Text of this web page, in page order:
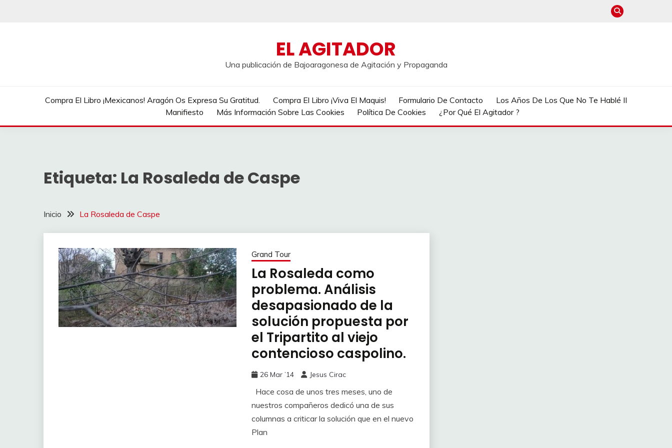
EL AGITADOR
Una publicación de Bajoaragonesa de Agitación y Propaganda
Compra El Libro ¡Mexicanos! Aragón Os Expresa Su Gratitud. Compra El Libro ¡Viva El Maquis! Formulario De Contacto
Los Años De Los Que No Te Hablé II
Manifiesto
Más Información Sobre Las Cookies Política De Cookies ¿Por Qué El Agitador ?
Etiqueta: La Rosaleda de Caspe
Inicio La Rosaleda de Caspe
Grand Tour
La Rosaleda como
problema. Análisis
desapasionado de la
solución propuesta por
el Tripartito al viejo
contencioso caspolino.
26 Mar ’14 Jesus Cirac
Hace cosa de unos tres meses, uno de
nuestros compañeros dedicó una de sus
columnas a criticar la solución que en el nuevo
Plan